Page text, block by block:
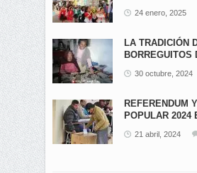
24 enero, 2025
LA TRADICIÓN
BORREGUITOS
30 octubre, 2024
REFERENDUM
POPULAR 2024
21 abril, 2024